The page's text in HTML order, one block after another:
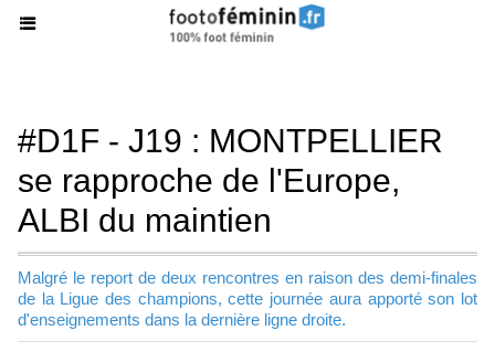
#D1F - J19 : MONTPELLIER
se rapproche de l'Europe,
ALBI du maintien
Malgré le report de deux rencontres en raison des demi-finales
de la Ligue des champions, cette journée aura apporté son lot
d'enseignements dans la dernière ligne droite.